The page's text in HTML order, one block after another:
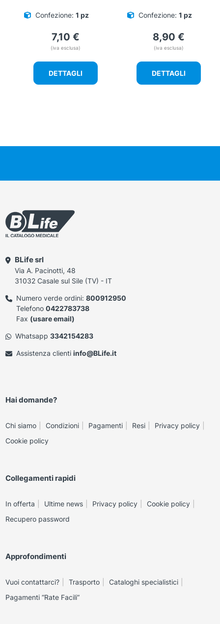
Confezione: 1 pz
7,10 €
(iva esclusa)
DETTAGLI
Confezione: 1 pz
8,90 €
(iva esclusa)
DETTAGLI
BLife srl
Via A. Pacinotti, 48
31032 Casale sul Sile (TV) - IT
Numero verde ordini: 800912950
Telefono 0422783738
Fax (usare email)
Whatsapp 3342154283
Assistenza clienti info@BLife.it
Hai domande?
Chi siamo Condizioni Pagamenti Resi
Privacy policy
Cookie policy
Collegamenti rapidi
In offerta Ultime news Privacy policy
Cookie policy
Recupero password
Approfondimenti
Vuoi contattarci? Trasporto
Cataloghi specialistici
Pagamenti “Rate Facili”